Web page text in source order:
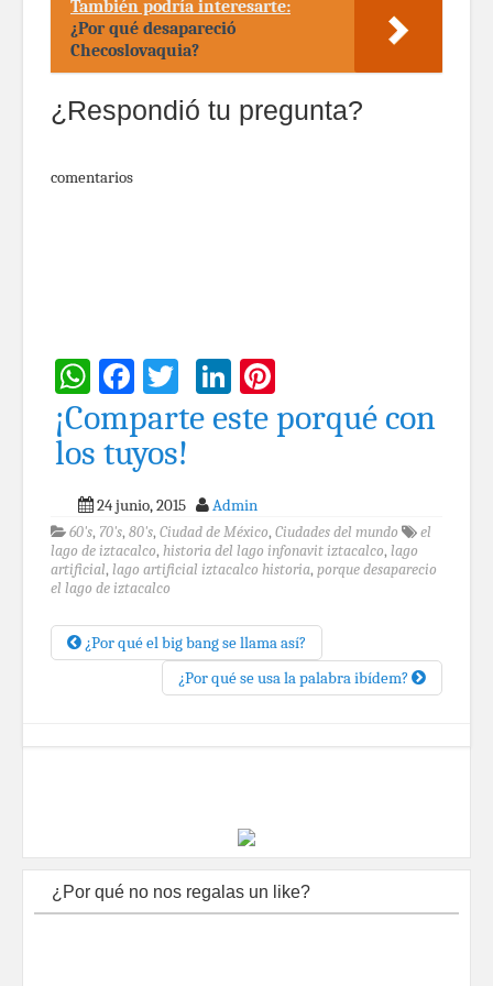
También podría interesarte:
¿Por qué desapareció
Checoslovaquia?
¿Respondió tu pregunta?
comentarios
WhatsApp
Facebook
TwitterLinkedIn
¡Comparte este porqué con
los tuyos!
24 junio, 2015 Admin
60's, 70's, 80's, Ciudad de México, Ciudades del mundo
el
lago de iztacalco, historia del lago infonavit iztacalco, lago
artificial, lago artificial iztacalco historia, porque desaparecio
el lago de iztacalco
¿Por qué el big bang se llama así?
¿Por qué se usa la palabra ibídem?
¿Por qué no nos regalas un like?